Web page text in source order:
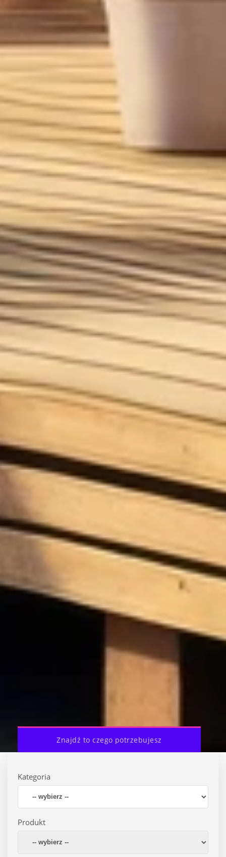
Znajdź to czego potrzebujesz
Kategoria
Produkt